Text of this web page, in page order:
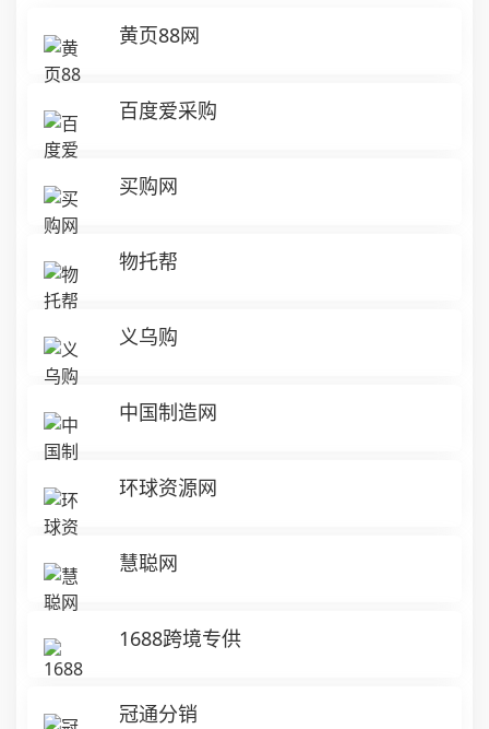
黄页88网
百度爱采购
买购网
物托帮
义乌购
中国制造网
环球资源网
慧聪网
1688跨境专供
冠通分销